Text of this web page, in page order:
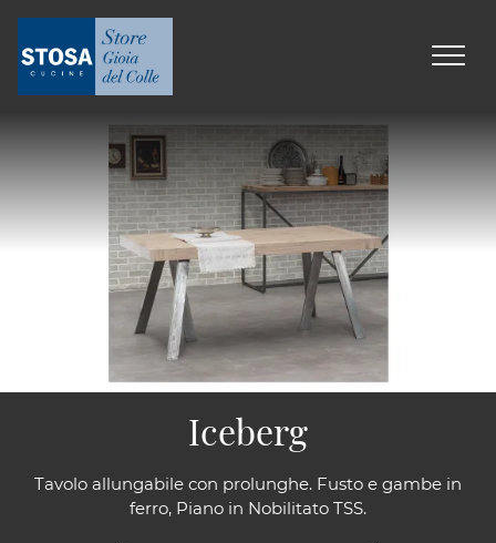
Tavolo allungabile con prolunghe. Fusto e gambe in
ferro, Piano in Nobilitato TSS.
Iceberg